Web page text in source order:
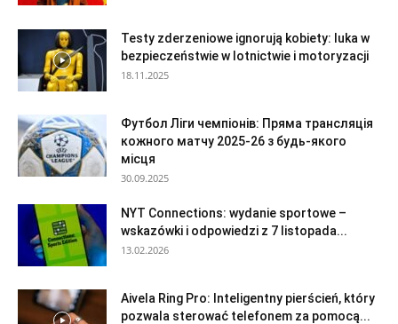
Testy zderzeniowe ignorują kobiety: luka w
bezpieczeństwie w lotnictwie i motoryzacji
18.11.2025
Футбол Ліги чемпіонів: Пряма трансляція
кожного матчу 2025-26 з будь-якого
місця
30.09.2025
NYT Connections: wydanie sportowe –
wskazówki i odpowiedzi z 7 listopada...
13.02.2026
Aivela Ring Pro: Inteligentny pierścień, który
pozwala sterować telefonem za pomocą...